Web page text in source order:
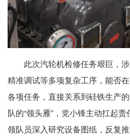
此次汽轮机检修任务艰巨，
精准调试等多项复杂工序，能否
各项任务，直接关系到硅铁生产
队的“领头雁”，党小锋主动扛起
领队员深入研究设备图纸，反复